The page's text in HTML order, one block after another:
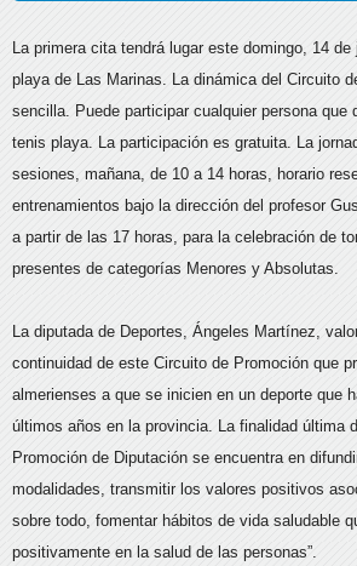
La primera cita tendrá lugar este domingo, 14
playa de Las Marinas. La dinámica del Circuito
sencilla. Puede participar cualquier persona que
tenis playa. La participación es gratuita. La
sesiones, mañana, de 10 a 14 horas, horario
entrenamientos bajo la dirección del profesor
a partir de las 17 horas, para la celebración de
presentes de categorías Menores y Absolutas.
La diputada de Deportes, Ángeles Martínez,
continuidad de este Circuito de Promoción que
almerienses a que se inicien en un deporte que
últimos años en la provincia. La finalidad última
Promoción de Diputación se encuentra en
modalidades, transmitir los valores positivos
sobre todo, fomentar hábitos de vida saludable
positivamente en la salud de las personas”.